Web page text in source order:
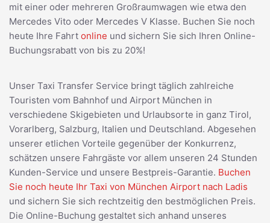
mit einer oder mehreren Großraumwagen wie etwa den
Mercedes Vito oder Mercedes V Klasse. Buchen Sie noch
heute Ihre Fahrt online und sichern Sie sich Ihren Online-
Buchungsrabatt von bis zu 20%!
Unser Taxi Transfer Service bringt täglich zahlreiche
Touristen vom Bahnhof und Airport München in
verschiedene Skigebieten und Urlaubsorte in ganz Tirol,
Vorarlberg, Salzburg, Italien und Deutschland. Abgesehen
unserer etlichen Vorteile gegenüber der Konkurrenz,
schätzen unsere Fahrgäste vor allem unseren 24 Stunden
Kunden-Service und unsere Bestpreis-Garantie. Buchen
Sie noch heute Ihr Taxi von München Airport nach Ladis
und sichern Sie sich rechtzeitig den bestmöglichen Preis.
Die Online-Buchung gestaltet sich anhand unseres